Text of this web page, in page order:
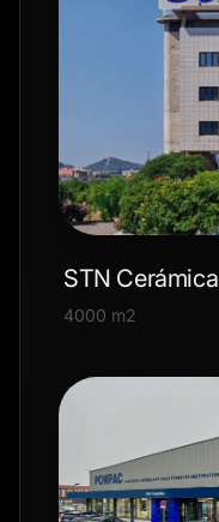
STN Cerámica
4000 m2